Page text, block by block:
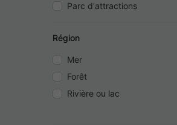
Parc d'attractions
Région
Mer
Forêt
Rivière ou lac